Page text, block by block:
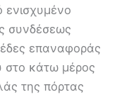
ενισχυμένο
συνδέσεως
επαναφοράς
στο κάτω μέρος
της πόρτας